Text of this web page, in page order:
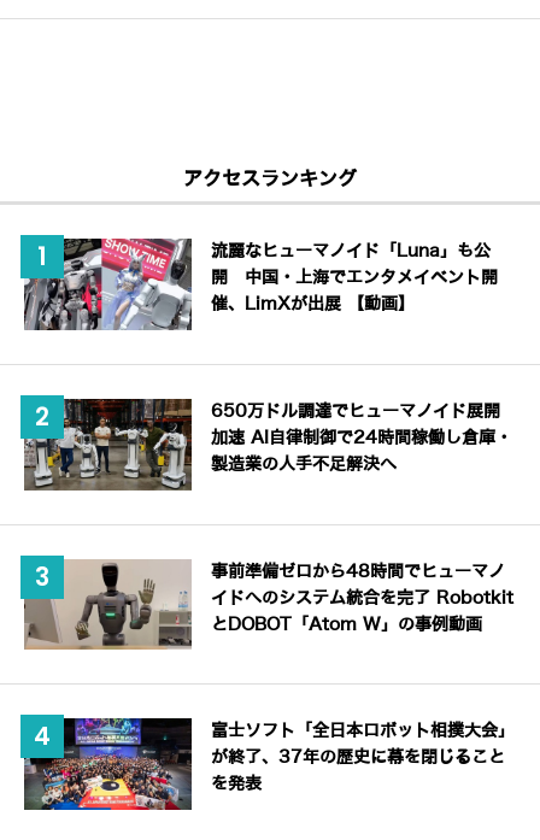
アクセスランキング
流麗なヒューマノイド「Luna」も公
開 中国・上海でエンタメイベント開
催、LimXが出展 【動画】
650万ドル調達でヒューマノイド展開
加速 AI自律制御で24時間稼働し倉庫・
製造業の人手不足解決へ
事前準備ゼロから48時間でヒューマノ
イドへのシステム統合を完了 Robotkit
とDOBOT「Atom W」の事例動画
富士ソフト「全日本ロボット相撲大会」
が終了、37年の歴史に幕を閉じること
を発表